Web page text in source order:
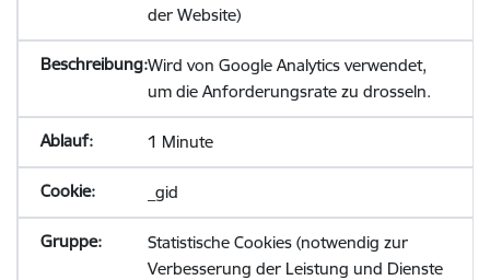
der Website)
Wird von Google Analytics verwendet,
um die Anforderungsrate zu drosseln.
1 Minute
_gid
Statistische Cookies (notwendig zur
Verbesserung der Leistung und Dienste